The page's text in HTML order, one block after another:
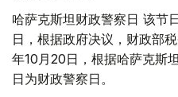
哈萨克斯坦财政警察日 该节
日，根据政府决议，财政部
年10月20日，根据哈萨克斯
日为财政警察日。